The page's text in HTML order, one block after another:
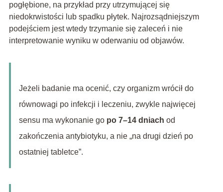
pogłębione, na przykład przy utrzymującej się
niedokrwistości lub spadku płytek. Najrozsądniejszym
podejściem jest wtedy trzymanie się zaleceń i nie
interpretowanie wyniku w oderwaniu od objawów.
Jeżeli badanie ma ocenić, czy organizm wrócił do
równowagi po infekcji i leczeniu, zwykle najwięcej
sensu ma wykonanie go po 7–14 dniach od
zakończenia antybiotyku, a nie „na drugi dzień po
ostatniej tabletce”.